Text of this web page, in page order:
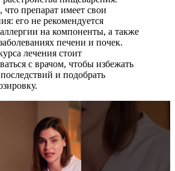
препарат имеет свои
его не рекомендуется
на компоненты, а также
печени и почек.
лечения стоит
с врачом, чтобы избежать
и подобрать